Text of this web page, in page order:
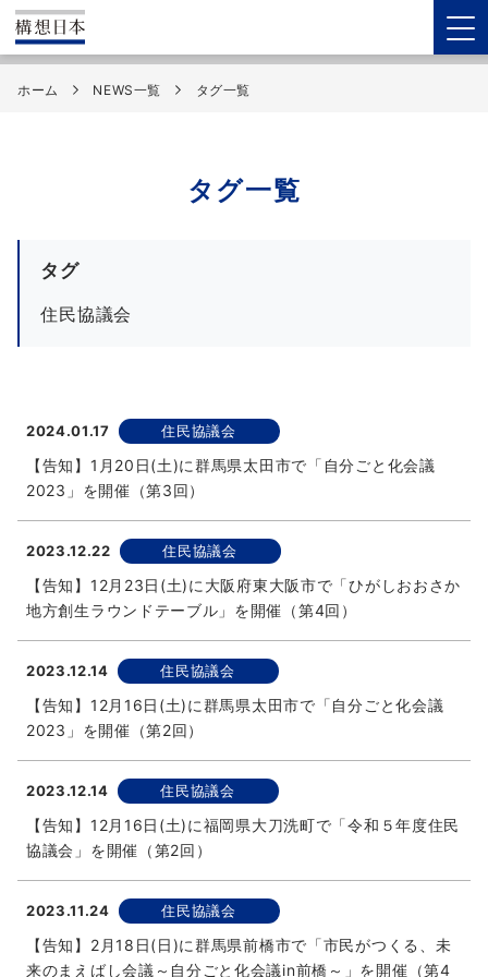
ホーム NEWS一覧 タグ一覧
タグ一覧
タグ
住民協議会
2024.01.17 住民協議会
【告知】1月20日(土)に群馬県太田市で「自分ごと化会議
2023」を開催（第3回）
2023.12.22 住民協議会
【告知】12月23日(土)に大阪府東大阪市で「ひがしおおさか
地方創生ラウンドテーブル」を開催（第4回）
2023.12.14 住民協議会
【告知】12月16日(土)に群馬県太田市で「自分ごと化会議
2023」を開催（第2回）
2023.12.14 住民協議会
【告知】12月16日(土)に福岡県大刀洗町で「令和５年度住民
協議会」を開催（第2回）
2023.11.24 住民協議会
【告知】2月18日(日)に群馬県前橋市で「市民がつくる、未
来のまえばし会議～自分ごと化会議in前橋～」を開催（第4